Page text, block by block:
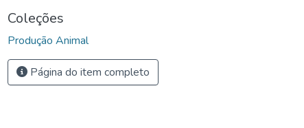
Coleções
Produção Animal
Página do item completo